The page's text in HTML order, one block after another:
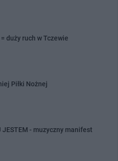
duży ruch w Tczewie
Piłki Nożnej
JESTEM - muzyczny manifest